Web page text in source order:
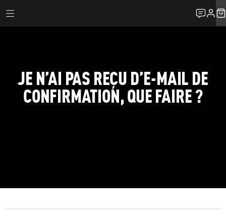
JE N’AI PAS REÇU D’E-MAIL DE
CONFIRMATION, QUE FAIRE ?